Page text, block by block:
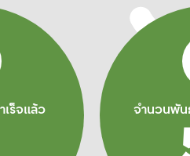
ธมิตรคนสำคัญ ซึ่งจัดกิจกรรม
ประมูลของเล่น และมอบเงินจำนวน
บาท เพื่อสมทบทุนการ
ศึกษาแก่เด็กๆ ที่ต้องการความช่วย
ขอขอบคุณ TTE
(Thailand Toy Expo) และพันธมิตร
ท่านที่ร่วมเป็นพลังสำคัญในการ
านฝัน” ให้เยาวชนไทยได้มีโอกาส
ยนต่อและมีอนาคตที่มั่นคง
เร็จแล้ว จำนวนพั